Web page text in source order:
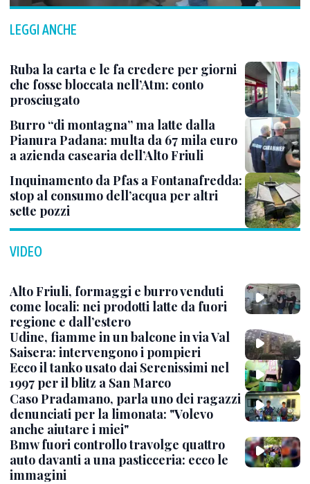
LEGGI ANCHE
Ruba la carta e le fa credere per giorni
che fosse bloccata nell’Atm: conto
prosciugato
Burro “di montagna” ma latte dalla
Pianura Padana: multa da 67 mila euro
a azienda casearia dell’Alto Friuli
Inquinamento da Pfas a Fontanafredda:
stop al consumo dell’acqua per altri
sette pozzi
VIDEO
Alto Friuli, formaggi e burro venduti
come locali: nei prodotti latte da fuori
regione e dall’estero
Udine, fiamme in un balcone in via Val
Saisera: intervengono i pompieri
Ecco il tanko usato dai Serenissimi nel
1997 per il blitz a San Marco
Caso Pradamano, parla uno dei ragazzi
denunciati per la limonata: "Volevo
anche aiutare i miei"
Bmw fuori controllo travolge quattro
auto davanti a una pasticceria: ecco le
immagini